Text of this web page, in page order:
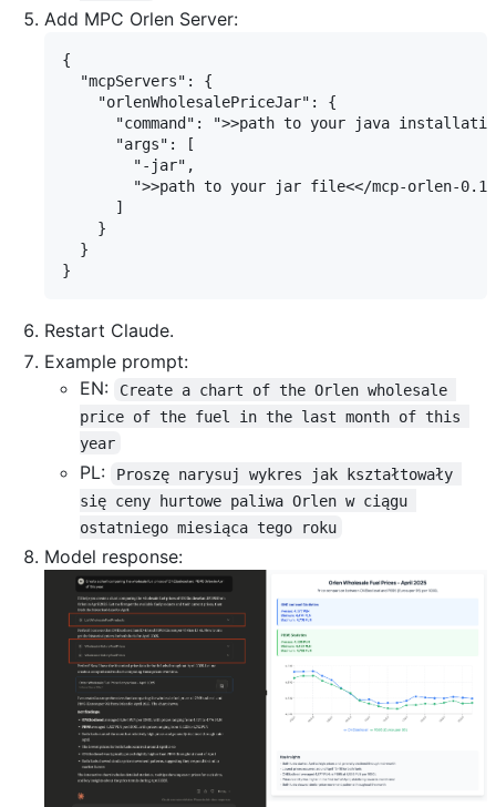
Add MPC Orlen Server:
{
  "mcpServers": {
    "orlenWholesalePriceJar": {
"command": ">>path to your java
      "args": [
        "-jar",
">>path to your jar file<</mcp-orlen-
      ]
    }
  }
Restart Claude.
Example prompt:
EN:
Create a chart of the Orlen wholesale
price of the fuel in the last month of this
year
PL:
Proszę narysuj wykres jak kształtowały
się ceny hurtowe paliwa Orlen w ciągu
ostatniego miesiąca tego roku
Model response: